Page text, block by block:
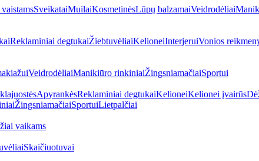
SveikataiMuilaiKosmetinėsLūpų balzamaiVeidrodėliai
Reklaminiai degtukaiŽiebtuvėliaiKelioneiInterjeruiVonios
VeidrodėliaiManikiūro rinkiniaiŽingsniamačiaiSportui
ApyrankėsReklaminiai degtukaiKelioneiKelionei įvairūs
ŽingsniamačiaiSportuiLietpalčiai
vaikams
Skaičiuotuvai